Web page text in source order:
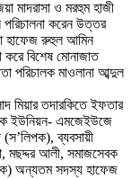
মাদরাসা ও মরহুম হাজী
পরিচালনা করেন উত্তর
হাফেজ রুহুল আমিন
করে বিশেষ মোনাজাত
পরিচালক মাওলানা আব্দুল
মিয়ার তদারকিতে ইফতার
ইউনিয়ন- এমজেইউজে
ব্যবসায়ী
মছদ্দর আলী, সমাজসেবক
অন্যতম সদস্য হাফেজ